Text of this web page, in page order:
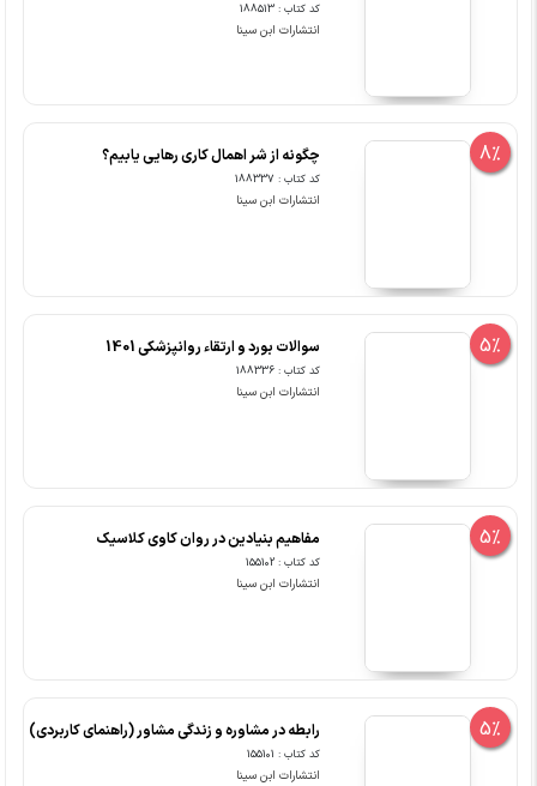
کد کتاب : 188513
انتشارات ابن سینا
8% چگونه از شر اهمال کاری رهایی یابیم؟
کد کتاب : 188337
انتشارات ابن سینا
5% سوالات بورد و ارتقاء روانپزشکی 1401
کد کتاب : 188336
انتشارات ابن سینا
5% مفاهیم بنیادین در روان کاوی کلاسیک
کد کتاب : 155102
انتشارات ابن سینا
5% رابطه در مشاوره و زندگی مشاور (راهنمای کاربردی)
کد کتاب : 155101
انتشارات ابن سینا